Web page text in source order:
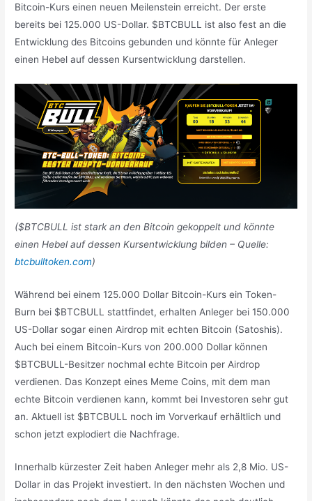
Bitcoin-Kurs einen neuen Meilenstein erreicht. Der erste
bereits bei 125.000 US-Dollar. $BTCBULL ist also fest an die
Entwicklung des Bitcoins gebunden und könnte für Anleger
einen Hebel auf dessen Kursentwicklung darstellen.
($BTCBULL ist stark an den Bitcoin gekoppelt und könnte
einen Hebel auf dessen Kursentwicklung bilden – Quelle:
btcbulltoken.com)
Während bei einem 125.000 Dollar Bitcoin-Kurs ein Token-
Burn bei $BTCBULL stattfindet, erhalten Anleger bei 150.000
US-Dollar sogar einen Airdrop mit echten Bitcoin (Satoshis).
Auch bei einem Bitcoin-Kurs von 200.000 Dollar können
$BTCBULL-Besitzer nochmal echte Bitcoin per Airdrop
verdienen. Das Konzept eines Meme Coins, mit dem man
echte Bitcoin verdienen kann, kommt bei Investoren sehr gut
an. Aktuell ist $BTCBULL noch im Vorverkauf erhältlich und
schon jetzt explodiert die Nachfrage.
Innerhalb kürzester Zeit haben Anleger mehr als 2,8 Mio. US-
Dollar in das Projekt investiert. In den nächsten Wochen und